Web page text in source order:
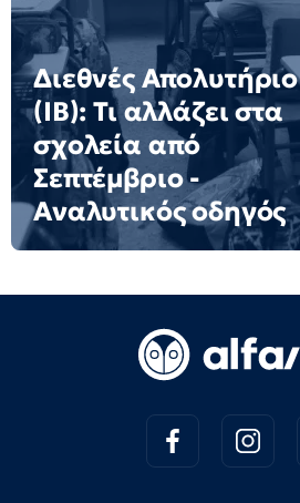
Διεθνές Απολυτήριο
(IB): Τι αλλάζει στα
σχολεία από
Σεπτέμβριο -
Αναλυτικός οδηγός